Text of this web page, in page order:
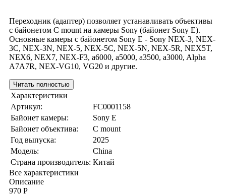
Переходник (адаптер) позволяет устанавливать объективы
с байонетом C mount на камеры Sony (байонет Sony E).
Основные камеры с байонетом Sony E - Sony NEX-3, NEX-
3C, NEX-3N, NEX-5, NEX-5C, NEX-5N, NEX-5R, NEX5T,
NEX6, NEX7, NEX-F3, a6000, a5000, a3500, a3000, Alpha
A7A7R, NEX-VG10, VG20 и другие.
Читать полностью
Характеристики
Артикул:
FC0001158
Байонет камеры:
Sony E
Байонет объектива:
C mount
Год выпуска:
2025
Модель:
China
Страна производитель: Китай
Все характеристики
Описание
970 Р